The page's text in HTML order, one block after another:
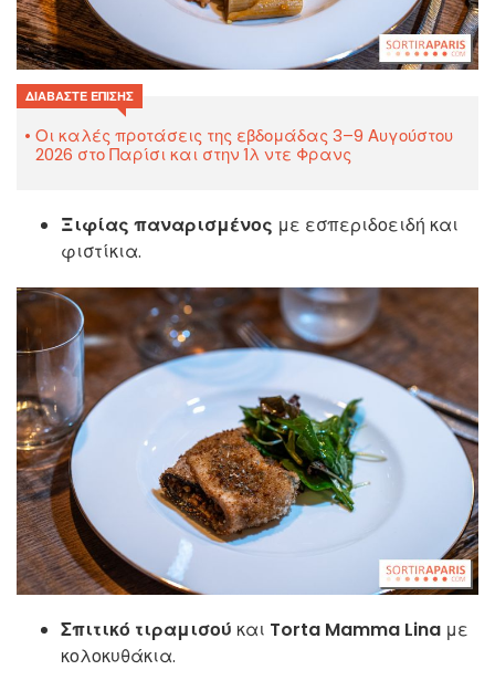
ΔΙΑΒΆΣΤΕ ΕΠΊΣΗΣ
Οι καλές προτάσεις της εβδομάδας 3–9 Αυγούστου
2026 στο Παρίσι και στην Ίλ ντε Φρανς
Ξιφίας παναρισμένος με εσπεριδοειδή και
φιστίκια.
Σπιτικό τιραμισού και Torta Mamma Lina με
κολοκυθάκια.